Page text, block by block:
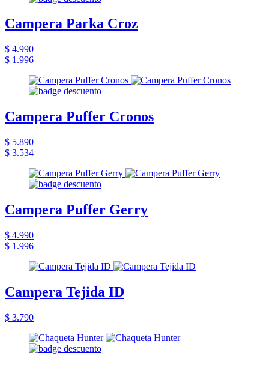
Campera Parka Croz
$ 4.990
$ 1.996
Campera Puffer Cronos
$ 5.890
$ 3.534
Campera Puffer Gerry
$ 4.990
$ 1.996
Campera Tejida ID
$ 3.790